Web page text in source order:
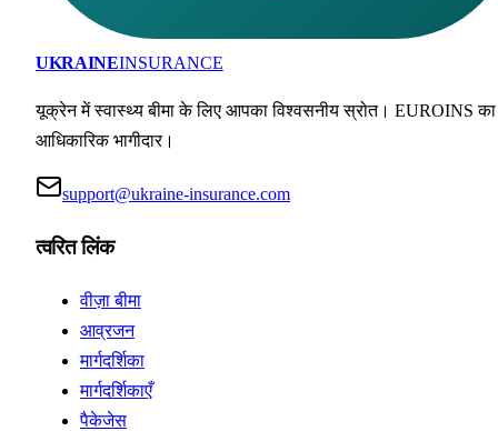
UKRAINEINSURANCE
यूक्रेन में स्वास्थ्य बीमा के लिए आपका विश्वसनीय स्रोत। EUROINS का
आधिकारिक भागीदार।
support@ukraine-insurance.com
त्वरित लिंक
वीज़ा बीमा
आव्रजन
मार्गदर्शिका
मार्गदर्शिकाएँ
पैकेजेस